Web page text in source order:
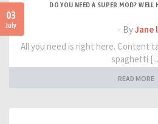
03
July
DO YOU NEED A SUPER MOD?
- ByJane
All you need is right here. Content
spaghetti
READ MORE